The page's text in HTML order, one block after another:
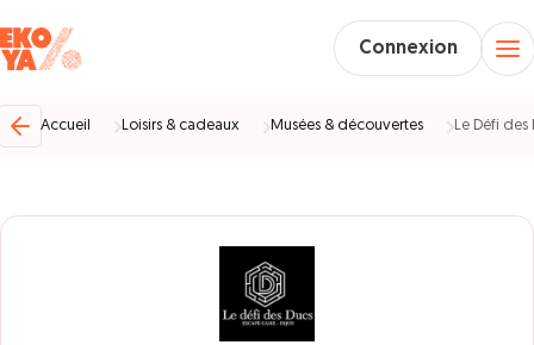
Connexion
Accueil Loisirs & cadeaux Musées & découvertes Le Défi des